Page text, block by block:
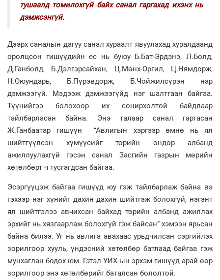
тушаалд томилохгүй байх санал гаргахад ихэнх нь
дэмжсэнгүй.
Дээрх саналын дагуу санал хураалт явуулахад хуралдаанд
оролцсон гишүүдийн ес нь буюу Б.Бат-Эрдэнэ, Л.Болд,
Д.Ганболд, Б.Дэлгэрсайхан, Ц.Мөнх-Оргил, Ц.Нямдорж,
Н.Оюундарь, Б.Пүрэвдорж, Б.Чойжилсүрэн нар
дэмжээгүй. Мэдээж дэмжээгүйд нэг шалтгаан байгаа.
Түүнийгээ болохоор их сонирхолтой байдлаар
тайлбарласан байна. Энэ талаар санал гаргасан
Ж.Ганбаатар гишүүн “Авлигын хэргээр өмнө нь ял
шийтгүүлсэн хүмүүсийг төрийн өндөр албанд
ажиллуулахгүй гэсэн санал Засгийн газрын мөрийн
хөтөлбөрт ч тусгагдсан байгаа.
Эсэргүүцэж байгаа гишүүд юу гэж тайлбарлаж байна вэ
гэхээр нэг хүнийг дахин дахин шийтгэж болохгүй, нэгэнт
ял шийтгэлээ авчихсан байхад төрийн албанд ажиллах
эрхийг нь хязгаарлаж болохгүй гэж байсан” хэмээн ярьсан
байна билээ. Уг нь авлига авахаас урьдчилсан сэргийлэх
зорилгоор хууль, үндэсний хөтөлбөр батлаад байгаа гэж
мунхаглан бодох юм. Гэтэл УИХ-ын эрхэм гишүүд арай өөр
зорилгоор энэ хөтөлбөрийг баталсан бололтой.